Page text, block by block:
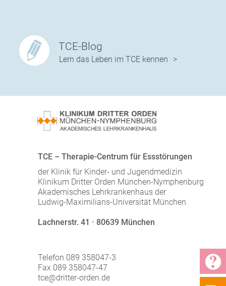
TCE-Blog
Lern das Leben im TCE kennen
TCE – Therapie-Centrum für Essstörungen
der Klinik für Kinder- und Jugendmedizin
Klinikum Dritter Orden München-Nymphenburg
Akademisches Lehrkrankenhaus der
Ludwig-Maximilians-Universität München
Lachnerstr. 41 · 80639 München
Telefon 089 358047-3
Fax 089 358047-47
tce@dritter-orden.de